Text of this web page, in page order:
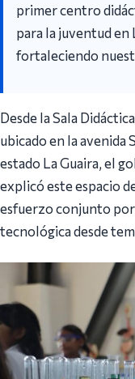
primer centro
para la juventud en
fortaleciendo
Desde la Sala
ubicado en la avenida
estado La Guaira, el
explicó este espacio
esfuerzo conjunto
tecnológica desde